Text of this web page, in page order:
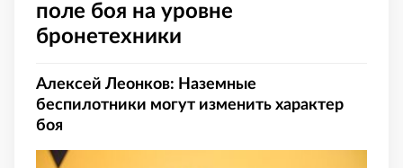
поле боя на уровне
бронетехники
Алексей Леонков: Наземные
беспилотники могут изменить характер
боя